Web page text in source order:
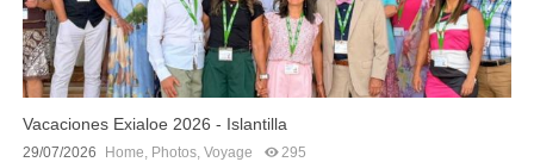
Vacaciones Exialoe 2026 - Islantilla
29/07/2026 Home Photos ,Voyage 295